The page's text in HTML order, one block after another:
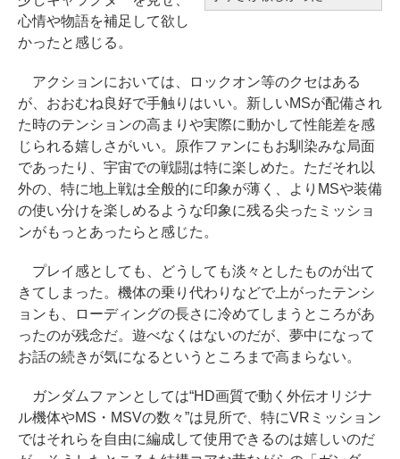
心情や物語を補足して欲し
かったと感じる。
アクションにおいては、ロックオン等のクセはある
が、おおむね良好で手触りはいい。新しいMSが配備され
た時のテンションの高まりや実際に動かして性能差を感
じられる嬉しさがいい。原作ファンにもお馴染みな局面
であったり、宇宙での戦闘は特に楽しめた。ただそれ以
外の、特に地上戦は全般的に印象が薄く、よりMSや装備
の使い分けを楽しめるような印象に残る尖ったミッショ
ンがもっとあったらと感じた。
プレイ感としても、どうしても淡々としたものが出て
きてしまった。機体の乗り代わりなどで上がったテンシ
ョンも、ローディングの長さに冷めてしまうところがあ
ったのが残念だ。遊べなくはないのだが、夢中になって
お話の続きが気になるというところまで高まらない。
ガンダムファンとしては“HD画質で動く外伝オリジナ
ル機体やMS・MSVの数々”は見所で、特にVRミッション
ではそれらを自由に編成して使用できるのは嬉しいのだ